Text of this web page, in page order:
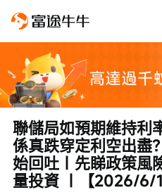
聯儲局如預期維持利
係真跌穿定利空出盡
始回吐｜先睇政策
量投資 ｜【2026/6/